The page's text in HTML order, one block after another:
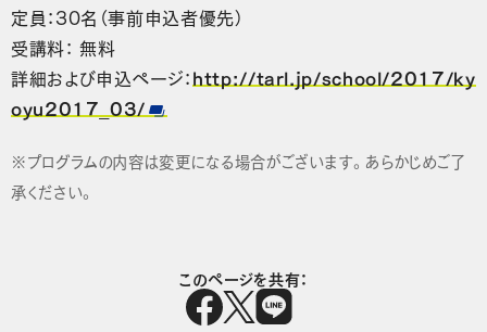
定員：30名（事前申込者優先）
受講料： 無料
詳細および申込ページ：http://tarl.jp/school/2017/ky
oyu2017_03/
※プログラムの内容は変更になる場合がございます。あらかじめご了
承ください。
このページを共有：